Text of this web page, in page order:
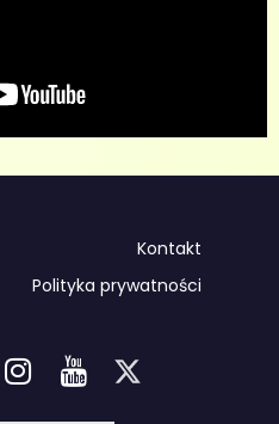
Kontakt
Polityka prywatności